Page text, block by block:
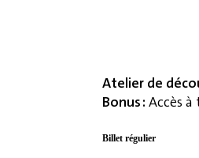
Atelier de
Bonus : Accès
Billet régulier